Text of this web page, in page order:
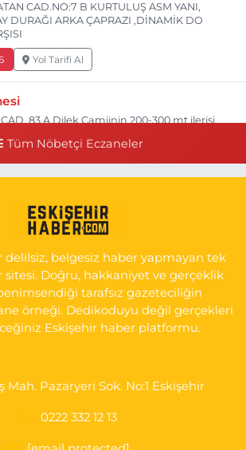
CAD.NO:7 B KURTULUŞ ASM YANI,
DURAĞI ARKA ÇAPRAZI ,DİNAMİK DO
Yol Tarifi Al
83 A Dilek Camiinin 200-300 mt ilerisi
FUZULİ CAD. NO:35 A HAVA HASTANESİ
FUZULİ AİLE SAĞLIĞI MERKEZİ KARŞISI
Yol Tarifi Al
Tüm Nöbetçi Eczaneler
delilsiz, belgesiz haber yapmayan tek
sitesi. Doğru, hakkaniyet ve gerçeklik
tarafsız gazeteciliğin
örneği. Dedikoduyu değil gerçekleri
Eskişehir haber platformu.
Mah. Pazaryeri Sok. No:1 Eskişehir
0222 332 12 13